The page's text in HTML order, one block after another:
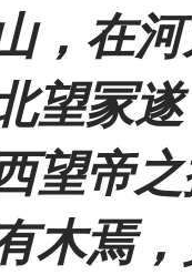
，在河
望冡
望帝
木焉